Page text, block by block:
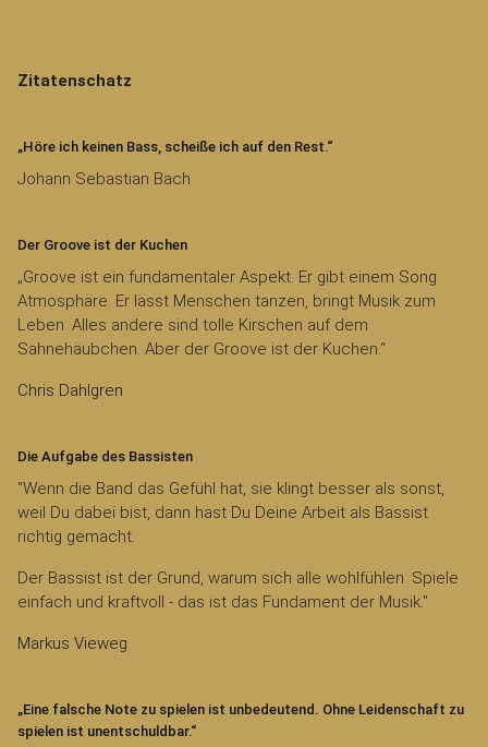
Zitatenschatz
„Höre ich keinen Bass, scheiße ich auf den Rest.“
Johann Sebastian Bach
Der Groove ist der Kuchen
„Groove ist ein fundamentaler Aspekt. Er gibt einem Song
Atmosphäre. Er lässt Menschen tanzen, bringt Musik zum
Leben. Alles andere sind tolle Kirschen auf dem
Sahnehäubchen. Aber der Groove ist der Kuchen.“
Chris Dahlgren
Die Aufgabe des Bassisten
"Wenn die Band das Gefühl hat, sie klingt besser als sonst,
weil Du dabei bist, dann hast Du Deine Arbeit als Bassist
richtig gemacht.
Der Bassist ist der Grund, warum sich alle wohlfühlen. Spiele
einfach und kraftvoll - das ist das Fundament der Musik."
Markus Vieweg
„Eine falsche Note zu spielen ist unbedeutend. Ohne Leidenschaft zu
spielen ist unentschuldbar.“